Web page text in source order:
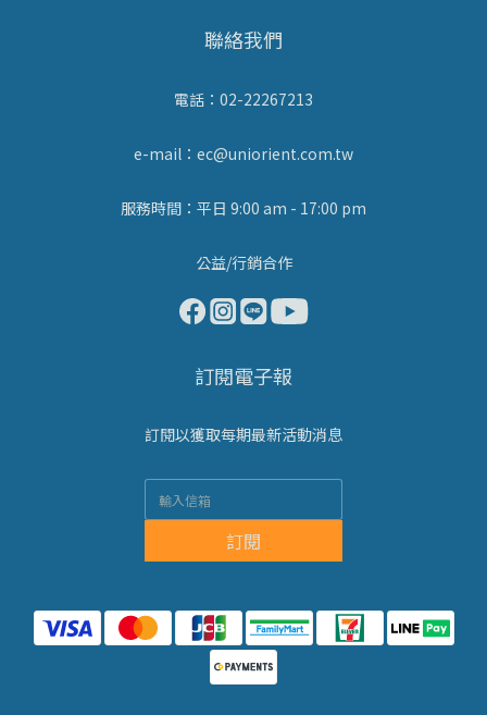
聯絡我們
電話：02-22267213
e-mail：ec@uniorient.com.tw
服務時間：平日 9:00 am - 17:00 pm
公益/行銷合作
訂閱電子報
訂閱以獲取每期最新活動消息
訂閱